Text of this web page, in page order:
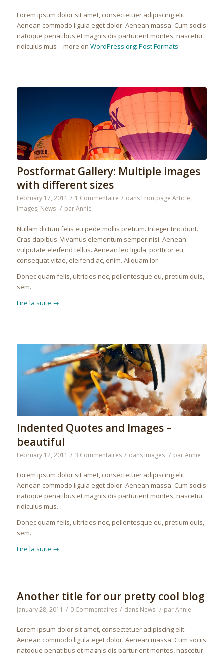
Lorem ipsum dolor sit amet, consectetuer adipiscing elit.
Aenean commodo ligula eget dolor. Aenean massa. Cum sociis
natoque penatibus et magnis dis parturient montes, nascetur
ridiculus mus – more on WordPress.org: Post Formats
Postformat Gallery: Multiple images
with different sizes
February 17, 2011 / 1 Commentaire / dans Frontpage Article,
Images, News / parAnnie
Nullam dictum felis eu pede mollis pretium. Integer tincidunt.
Cras dapibus. Vivamus elementum semper nisi. Aenean
vulputate eleifend tellus. Aenean leo ligula, porttitor eu,
consequat vitae, eleifend ac, enim. Aliquam lor
Donec quam felis, ultricies nec, pellentesque eu, pretium quis,
sem.
Lire la suite →
Indented Quotes and Images –
beautiful
February 12, 2011 / 3 Commentaires / dans Images / parAnnie
Lorem ipsum dolor sit amet, consectetuer adipiscing elit.
Aenean commodo ligula eget dolor. Aenean massa. Cum sociis
natoque penatibus et magnis dis parturient montes, nascetur
ridiculus mus.
Donec quam felis, ultricies nec, pellentesque eu, pretium quis,
sem.
Lire la suite →
Another title for our pretty cool blog
January 28, 2011 / 0 Commentaires / dans News / parAnnie
Lorem ipsum dolor sit amet, consectetuer adipiscing elit.
Aenean commodo ligula eget dolor. Aenean massa. Cum sociis
natoque penatibus et magnis dis parturient montes, nascetur